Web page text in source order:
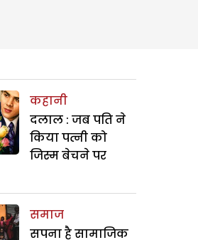
कहानी
दलाल : जब पति ने
किया पत्नी को
जिस्म बेचने पर
समाज
सपना है सामाजिक